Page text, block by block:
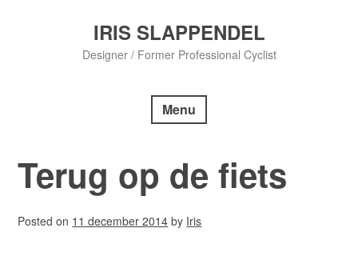
IRIS SLAPPENDEL
Designer / Former Professional Cyclist
Menu
Terug op de fiets
Posted on 11 december 2014 by Iris